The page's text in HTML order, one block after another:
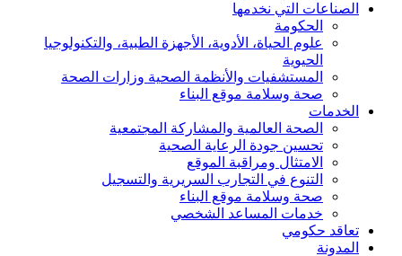
الصناعات التي نخدمها
الحكومة
علوم الحياة، الأدوية، الأجهزة الطبية، والتكنولوجيا
الحيوية
المستشفيات والأنظمة الصحية وزارات الصحة
صحة وسلامة موقع البناء
الخدمات
الصحة العالمية والمشاركة المجتمعية
تحسين جودة الرعاية الصحية
الامتثال ومراقبة الموقع
التنوع في التجارب السريرية والتسجيل
صحة وسلامة موقع البناء
خدمات المساعد الشخصي
تعاقد حكومي
المدونة